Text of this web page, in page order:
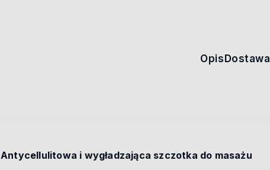
Opis Dostawa
Antycellulitowa i wygładzająca szczotka do masażu